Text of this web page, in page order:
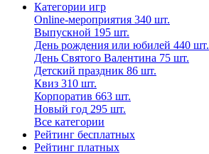
Категории игр
Online-мероприятия 340 шт.
Выпускной 195 шт.
День рождения или юбилей 440 шт.
День Святого Валентина 75 шт.
Детский праздник 86 шт.
Квиз 310 шт.
Корпоратив 663 шт.
Новый год 295 шт.
Все категории
Рейтинг бесплатных
Рейтинг платных